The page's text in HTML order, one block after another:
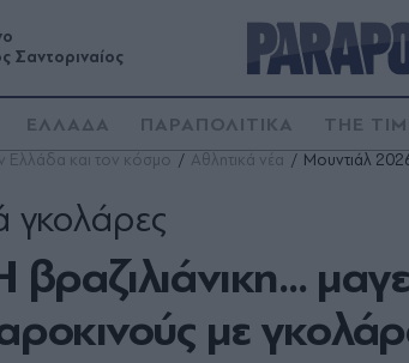
Σαντοριναίος
ΕΛΛΑΔΑ ΠΑΡΑΠΟΛΙΤΙΚΑ THE
Ελλάδα και τον κόσμο Αθλητικά νέα Mουντιάλ
με
γκολάρες